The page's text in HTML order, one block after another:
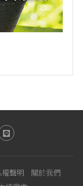
權聲明
關於我們